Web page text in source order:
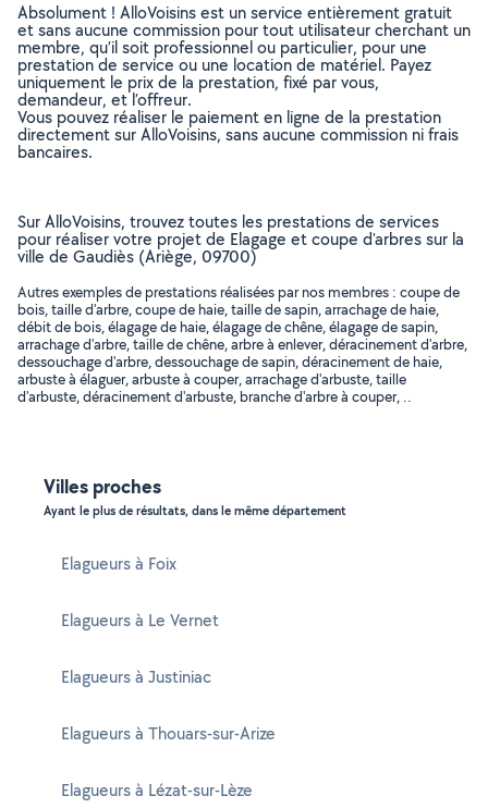
Absolument ! AlloVoisins est un service entièrement gratuit
et sans aucune commission pour tout utilisateur cherchant un
membre, qu’il soit professionnel ou particulier, pour une
prestation de service ou une location de matériel. Payez
uniquement le prix de la prestation, fixé par vous,
demandeur, et l’offreur.
Vous pouvez réaliser le paiement en ligne de la prestation
directement sur AlloVoisins, sans aucune commission ni frais
bancaires.
Sur AlloVoisins, trouvez toutes les prestations de services
pour réaliser votre projet de Elagage et coupe d'arbres sur la
ville de Gaudiès (Ariège, 09700)
Autres exemples de prestations réalisées par nos membres : coupe de
bois, taille d'arbre, coupe de haie, taille de sapin, arrachage de haie,
débit de bois, élagage de haie, élagage de chêne, élagage de sapin,
arrachage d'arbre, taille de chêne, arbre à enlever, déracinement d'arbre,
dessouchage d'arbre, dessouchage de sapin, déracinement de haie,
arbuste à élaguer, arbuste à couper, arrachage d'arbuste, taille
d'arbuste, déracinement d'arbuste, branche d'arbre à couper, ..
Villes proches
Ayant le plus de résultats, dans le même département
Elagueurs à Foix
Elagueurs à Le Vernet
Elagueurs à Justiniac
Elagueurs à Thouars-sur-Arize
Elagueurs à Lézat-sur-Lèze